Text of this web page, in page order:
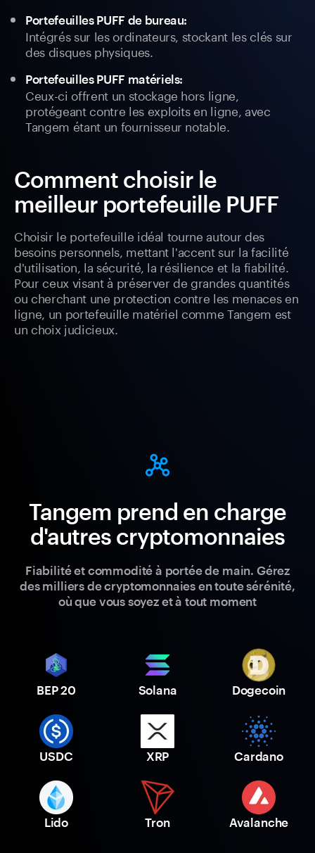
Portefeuilles PUFF de bureau:
Intégrés sur les ordinateurs, stockant les clés sur
des disques physiques.
Portefeuilles PUFF matériels:
Ceux-ci offrent un stockage hors ligne,
protégeant contre les exploits en ligne, avec
Tangem étant un fournisseur notable.
Comment choisir le
meilleur portefeuille PUFF
Choisir le portefeuille idéal tourne autour des
besoins personnels, mettant l'accent sur la facilité
d'utilisation, la sécurité, la résilience et la fiabilité.
Pour ceux visant à préserver de grandes quantités
ou cherchant une protection contre les menaces en
ligne, un portefeuille matériel comme Tangem est
un choix judicieux.
Tangem prend en charge
d'autres cryptomonnaies
Fiabilité et commodité à portée de main. Gérez
des milliers de cryptomonnaies en toute sérénité,
où que vous soyez et à tout moment
BEP 20 Solana Dogecoin
USDC XRP Cardano
Lido Tron Avalanche